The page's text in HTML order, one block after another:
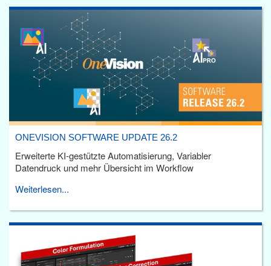
ONEVISION SOFTWARE UPDATE 26.2
Erweiterte KI-gestützte Automatisierung, Variabler
Datendruck und mehr Übersicht im Workflow
Weiterlesen...